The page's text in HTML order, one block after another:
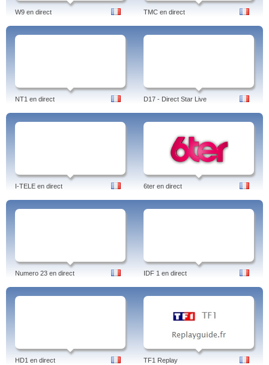
W9 en direct TMC en direct
NT1 en direct D17 - Direct Star Live
I-TELE en direct 6ter en direct
Numero 23 en direct IDF 1 en direct
HD1 en direct TF1 Replay